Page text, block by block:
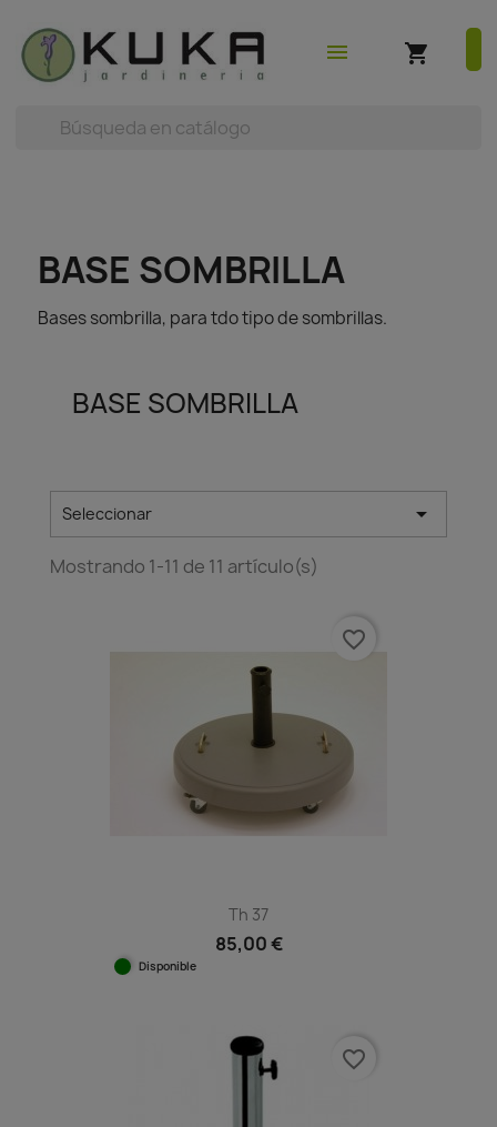
 (0)

menu
shopping_cart
BASE SOMBRILLA
Bases sombrilla, para tdo tipo de sombrillas.
BASE SOMBRILLA
Seleccionar 
Mostrando 1-11 de 11 artículo(s)
Th 37
85,00 €
Disponible
favorite_border
favorite_border